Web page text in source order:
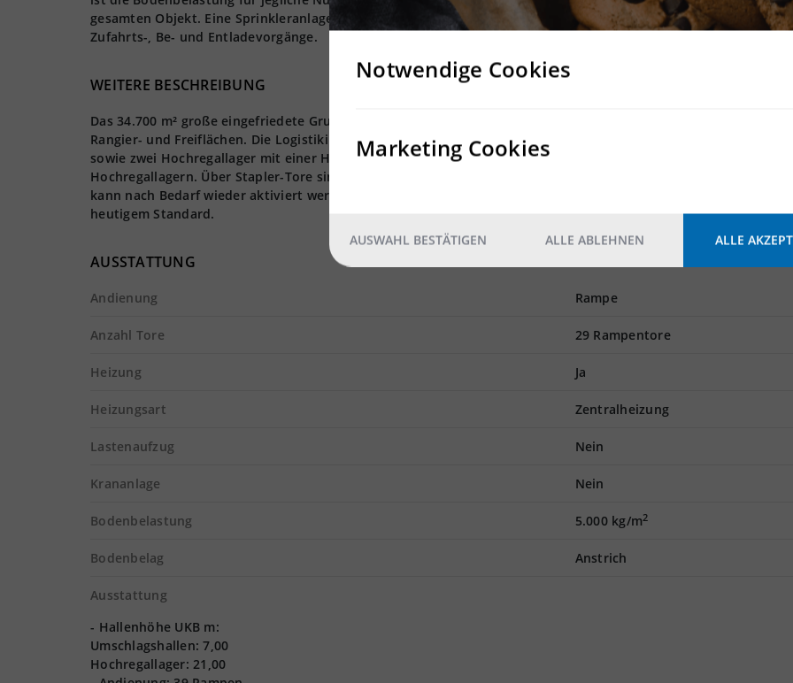
gesamten Objekt. Eine Sprinkleranlage ist vorhanden. Das Andienungssystem dieser Halle ist perfekt für
Zufahrts-, Be- und Entladevorgänge.
WEITERE BESCHREIBUNG
Das 34.700 m² große eingefriedete Grundstück(24-7-Nutzung/ Schranke/ Pförtnerhaus) verfügt über
Rangier- und Freiflächen. Die Logistikimmobilie besteht aus 2 Baukörper, mit zwei Umschlagshallen und 39
sowie zwei Hochregallager mit einer Höhe von ca. 21 m UKB. Insgesamt gibt es ca. 22.950 EP-Stellplätze in den
Hochregallagern. Über Stapler-Tore sind sie mit den Umschlagashallen verbunden. Ein ca. 200 m langer
kann nach Bedarf wieder aktiviert werden. Die Büro- und Sozialflächen (teilweise Hallenbüroflächen)
heutigem Standard.
AUSSTATTUNG
Andienung Rampe
Anzahl Tore 29 Rampentore
Heizung Ja
Heizungsart Zentralheizung
Lastenaufzug Nein
Krananlage Nein
Bodenbelastung 5.000 kg/m2
Bodenbelag Anstrich
Ausstattung
- Hallenhöhe UKB m:
Umschlagshallen: 7,00
Hochregallager: 21,00
Notwendige Cookies
Marketing Cookies
AUSWAHL BESTÄTIGEN ALLE ABLEHNEN ALLE